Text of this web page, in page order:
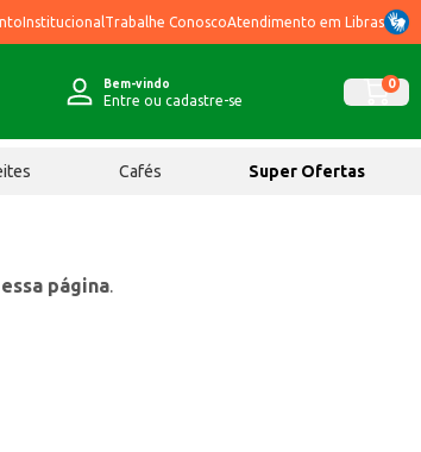
Institucional Trabalhe ConoscoAtendimento em Libras
Bem-vindo
Entre ou cadastre-se
0
Cafés Super Ofertas
essa página.